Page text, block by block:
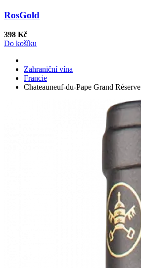
RosGold
398 Kč
Do košíku
Zahraniční vína
Francie
Chateauneuf-du-Pape Grand Réserve